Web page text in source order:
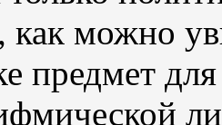
как можно
предмет